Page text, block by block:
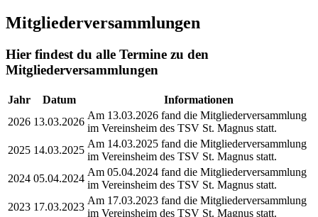
Mitgliederversammlungen
Hier findest du alle Termine zu den
Mitgliederversammlungen
Jahr Datum
Informationen
2026 13.03.2026
Am 13.03.2026 fand die Mitgliederversammlung
im Vereinsheim des TSV St. Magnus statt.
2025 14.03.2025
Am 14.03.2025 fand die Mitgliederversammlung
im Vereinsheim des TSV St. Magnus statt.
2024 05.04.2024
Am 05.04.2024 fand die Mitgliederversammlung
im Vereinsheim des TSV St. Magnus statt.
2023 17.03.2023
Am 17.03.2023 fand die Mitgliederversammlung
im Vereinsheim des TSV St. Magnus statt.